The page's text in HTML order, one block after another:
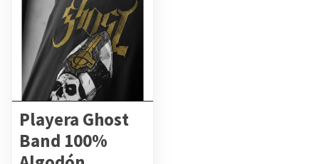
Playera Ghost
Band 100%